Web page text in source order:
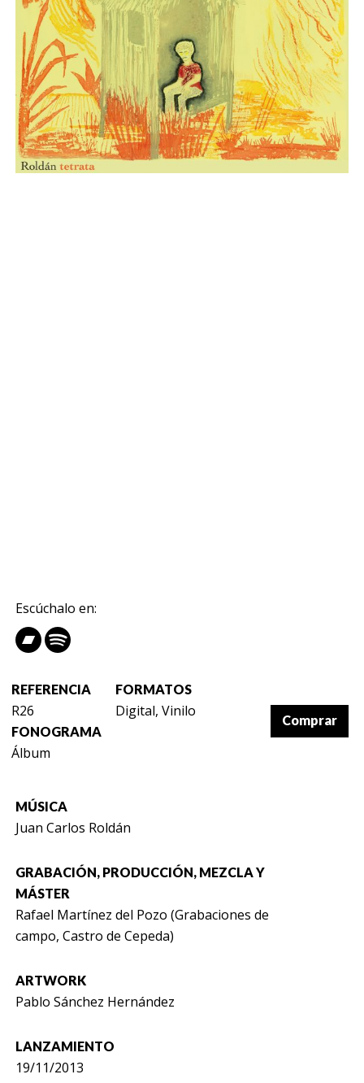
Escúchalo en:
REFERENCIA
R26
FORMATOS
Digital, Vinilo
FONOGRAMA
Álbum
Comprar
MÚSICA
Juan Carlos Roldán
GRABACIÓN, PRODUCCIÓN, MEZCLA Y
MÁSTER
Rafael Martínez del Pozo (Grabaciones de
campo, Castro de Cepeda)
ARTWORK
Pablo Sánchez Hernández
LANZAMIENTO
19/11/2013